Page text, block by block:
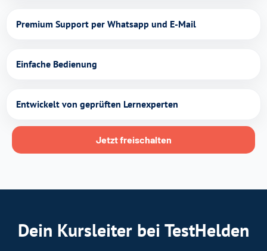
Premium Support per Whatsapp und E-Mail
Einfache Bedienung
Entwickelt von geprüften Lernexperten
Jetzt freischalten
Dein Kursleiter bei TestHelden